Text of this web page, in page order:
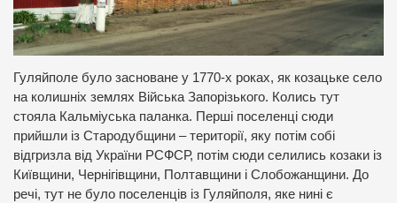
Гуляйполе було засноване у 1770-х роках, як козацьке село
на колишніх землях Війська Запорізького. Колись тут
стояла Кальміуська паланка. Перші поселенці сюди
прийшли із Стародубщини – території, яку потім собі
відгризла від України РСФСР, потім сюди селились козаки із
Київщини, Чернігівщини, Полтавщини і Слобожанщини. До
речі, тут не було поселенців із Гуляйполя, яке нині є